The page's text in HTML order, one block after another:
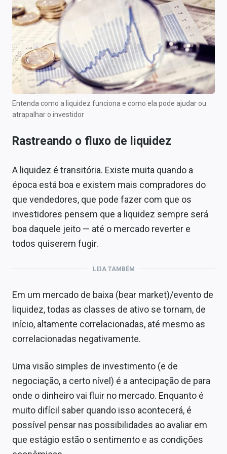
Entenda como a liquidez funciona e como ela pode ajudar ou
atrapalhar o investidor
Rastreando o fluxo de liquidez
A liquidez é transitória. Existe muita quando a
época está boa e existem mais compradores do
que vendedores, que pode fazer com que os
investidores pensem que a liquidez sempre será
boa daquele jeito — até o mercado reverter e
todos quiserem fugir.
LEIA TAMBÉM
Em um mercado de baixa (bear market)/evento de
liquidez, todas as classes de ativo se tornam, de
início, altamente correlacionadas, até mesmo as
correlacionadas negativamente.
Uma visão simples de investimento (e de
negociação, a certo nível) é a antecipação de para
onde o dinheiro vai fluir no mercado. Enquanto é
muito difícil saber quando isso acontecerá, é
possível pensar nas possibilidades ao avaliar em
que estágio estão o sentimento e as condições